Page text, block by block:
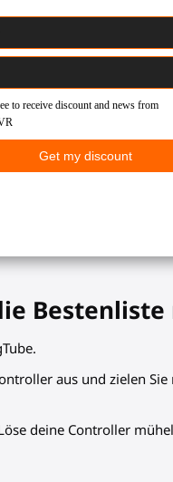
2 Jahre Garantie
Quest 3,
Bestenliste
aus und zielen
deine Controller